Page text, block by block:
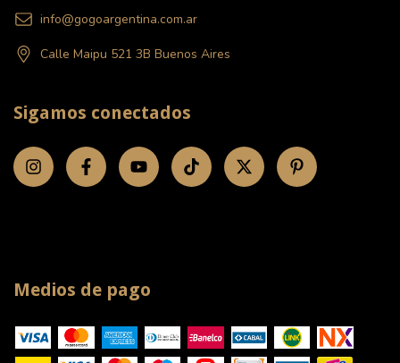
info@gogoargentina.com.ar
Calle Maipu 521 3B Buenos Aires
Sigamos conectados
Medios de pago